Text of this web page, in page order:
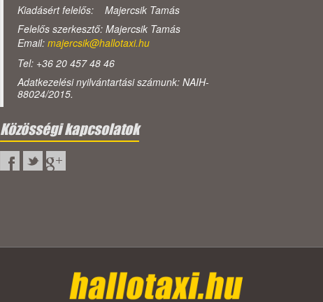
Kiadásért felelős: Majercsik Tamás
Felelős szerkesztő: Majercsik Tamás
Email: majercsik@hallotaxi.hu
Tel: +36 20 457 48 46
Adatkezelési nyilvántartási számunk: NAIH-
88024/2015.
Közösségi kapcsolatok